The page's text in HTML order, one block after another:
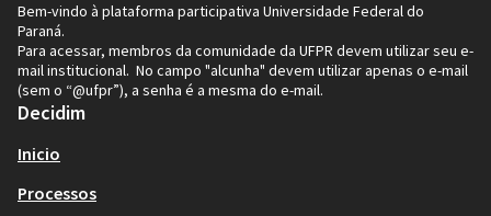
Bem-vindo à plataforma participativa Universidade Federal do
Paraná.
Para acessar, membros da comunidade da UFPR devem utilizar seu e-
mail institucional. No campo "alcunha" devem utilizar apenas o e-mail
(sem o “@ufpr”), a senha é a mesma do e-mail.
Decidim
Inicio
Processos